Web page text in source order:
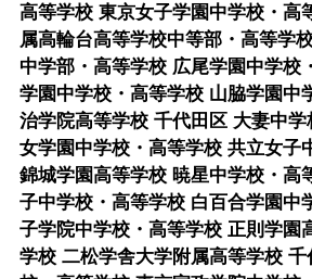
高等学校 東京女子学園中学校・高
属高輪台高等学校中等部・高等学
中学部・高等学校 広尾学園中学校
学園中学校・高等学校 山脇学園中
治学院高等学校 千代田区 大妻中学
女学園中学校・高等学校 共立女子
錦城学園高等学校 暁星中学校・高
子中学校・高等学校 白百合学園中
子学院中学校・高等学校 正則学園
学校 二松学舎大学附属高等学校